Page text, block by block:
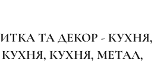
ТА ДЕКОР - КУХНЯ,
КУХНЯ, МЕТАЛ,